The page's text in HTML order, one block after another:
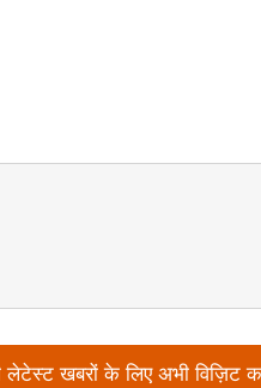
खबरों के लिए अभी विज़िट